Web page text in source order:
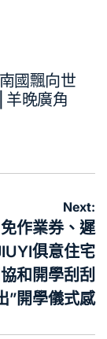
國飄向世
羊晚廣角
Next:
作業券、遲
俱意住宅
和開學刮刮
”開學儀式感